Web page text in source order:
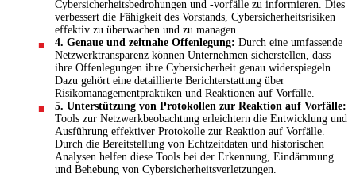
Cybersicherheitsbedrohungen und -vorfälle zu informieren. Dies
verbessert die Fähigkeit des Vorstands, Cybersicherheitsrisiken
effektiv zu überwachen und zu managen.
4. Genaue und zeitnahe Offenlegung: Durch eine umfassende
Netzwerktransparenz können Unternehmen sicherstellen, dass
ihre Offenlegungen ihre Cybersicherheit genau widerspiegeln.
Dazu gehört eine detaillierte Berichterstattung über
Risikomanagementpraktiken und Reaktionen auf Vorfälle.
5. Unterstützung von Protokollen zur Reaktion auf Vorfälle:
Tools zur Netzwerkbeobachtung erleichtern die Entwicklung und
Ausführung effektiver Protokolle zur Reaktion auf Vorfälle.
Durch die Bereitstellung von Echtzeitdaten und historischen
Analysen helfen diese Tools bei der Erkennung, Eindämmung
und Behebung von Cybersicherheitsverletzungen.